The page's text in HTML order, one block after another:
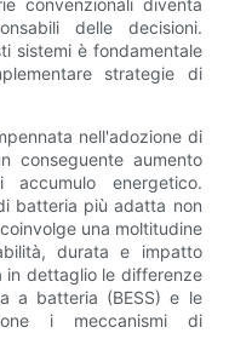
convenzionali diventa
delle decisioni.
sistemi è fondamentale
strategie di
nell'adozione di
conseguente aumento
energetico.
batteria più adatta non
una moltitudine
durata e impatto
in dettaglio le differenze
a batteria (BESS) e le
i meccanismi di